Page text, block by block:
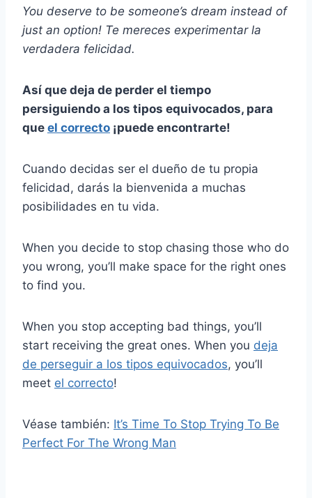
You deserve to be someone’s dream instead of
just an option! Te mereces experimentar la
verdadera felicidad.
Así que deja de perder el tiempo
persiguiendo a los tipos equivocados, para
que el correcto ¡puede encontrarte!
Cuando decidas ser el dueño de tu propia
felicidad, darás la bienvenida a muchas
posibilidades en tu vida.
When you decide to stop chasing those who do
you wrong, you’ll make space for the right ones
to find you.
When you stop accepting bad things, you’ll
start receiving the great ones. When you deja
de perseguir a los tipos equivocados, you’ll
meet el correcto!
Véase también: It’s Time To Stop Trying To Be
Perfect For The Wrong Man